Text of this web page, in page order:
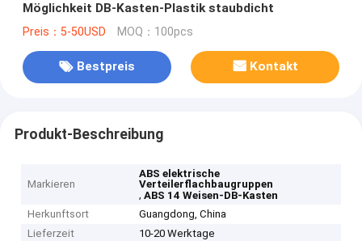
Möglichkeit DB-Kasten-Plastik staubdicht
Preis：5-50USD MOQ：100pcs
Bestpreis Kontakt
Produkt-Beschreibung
Markieren
ABS elektrische
Verteilerflachbaugruppen
,ABS 14 Weisen-DB-Kasten
Herkunftsort
Guangdong, China
Lieferzeit
10-20 Werktage